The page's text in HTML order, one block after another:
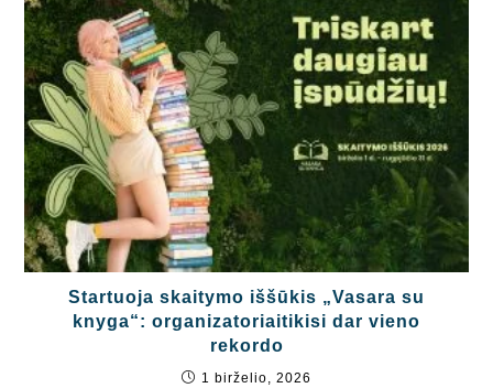
Startuoja skaitymo iššūkis „Vasara su
knyga“: organizatoriaitikisi dar vieno
rekordo
1 birželio, 2026